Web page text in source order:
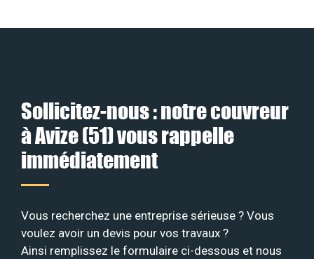
Sollicitez-nous : notre couvreur
à Avize (51) vous rappelle
immédiatement
Vous recherchez une entreprise sérieuse ? Vous
voulez avoir un devis pour vos travaux ?
Ainsi remplissez le formulaire ci-dessous et nous